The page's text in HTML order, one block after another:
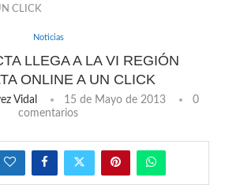
CLICK
Noticias
LLEGA A LA VI REGIÓN
ONLINE A UN CLICK
Vidal 15 de Mayo de 2013
0
comentarios